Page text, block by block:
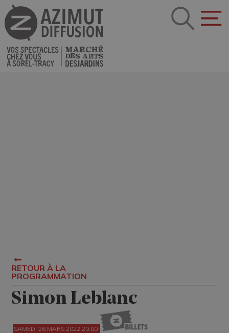
RETOUR À LA
PROGRAMMATION
Simon Leblanc
SAMEDI 26 MARS 2022 20:00